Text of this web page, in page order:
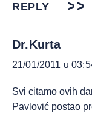
REPLY
Dr.Kurta
21/01/2011 u
Svi citamo ovih
Pavlović postao